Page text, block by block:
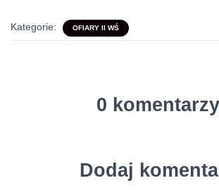
Kategorie: OFIARY II WŚ
0 komentarzy
Dodaj